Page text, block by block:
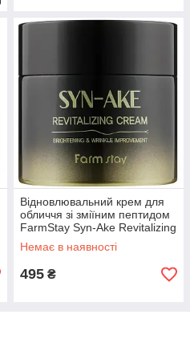
Відновлювальний крем для
обличчя зі зміїним пептидом
FarmStay Syn-Ake Revitalizing
Cream 80 г
Немає в наявності
495 ₴